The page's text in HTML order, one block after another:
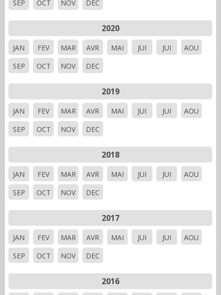
SEP
OCT NOV DEC
2020
JAN FEV MAR AVR MAI JUI JUI
AOU
SEP
OCT NOV DEC
2019
JAN FEV MAR AVR MAI JUI JUI
AOU
SEP
OCT NOV DEC
2018
JAN FEV MAR AVR MAI JUI JUI
AOU
SEP
OCT NOV DEC
2017
JAN FEV MAR AVR MAI JUI JUI
AOU
SEP
OCT NOV DEC
2016